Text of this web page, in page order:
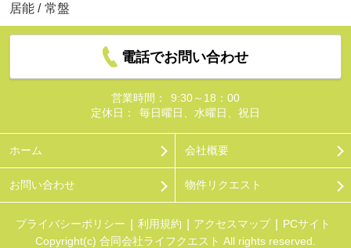
居能 / 常盤
電話でお問い合わせ
営業時間：
9:30～18：00
定休日：
毎日曜日、水曜日、祝日
ホーム 会社概要
お問い合わせ 物件リクエスト
プライバシーポリシー 利用規約 アクセスマップ
PCサイト
Copyright(c) 合同会社ライフクエスト All rights reserved.